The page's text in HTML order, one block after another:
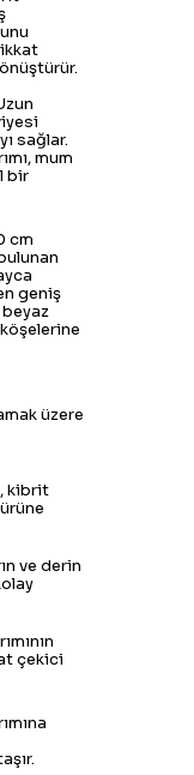
sağlar.
mum
bir
cm
geniş
üzere
kibrit
ve derin
çekici